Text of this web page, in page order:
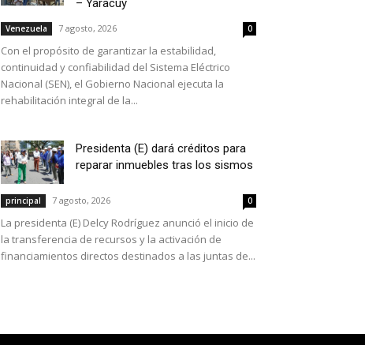
– Yaracuy
Venezuela 7 agosto, 2026 0
Con el propósito de garantizar la estabilidad,
continuidad y confiabilidad del Sistema Eléctrico
Nacional (SEN), el Gobierno Nacional ejecuta la
rehabilitación integral de la...
Presidenta (E) dará créditos para
reparar inmuebles tras los sismos
principal 7 agosto, 2026 0
La presidenta (E) Delcy Rodríguez anunció el inicio de
la transferencia de recursos y la activación de
financiamientos directos destinados a las juntas de...